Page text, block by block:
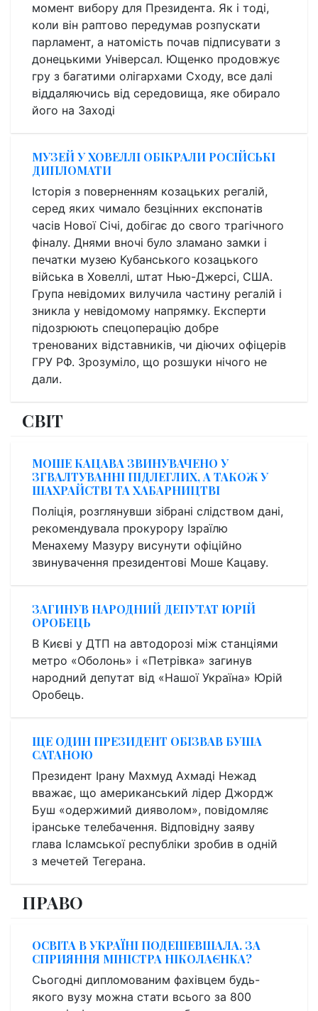
момент вибору для Президента. Як і тоді,
коли він раптово передумав розпускати
парламент, а натомість почав підписувати з
донецькими Універсал. Ющенко продовжує
гру з багатими олігархами Сходу, все далі
віддаляючись від середовища, яке обирало
його на Заході
МУЗЕЙ У ХОВЕЛЛІ ОБІКРАЛИ РОСІЙСЬКІ
ДИПЛОМАТИ
Історія з поверненням козацьких регалій,
серед яких чимало безцінних експонатів
часів Нової Січі, добігає до свого трагічного
фіналу. Днями вночі було зламано замки і
печатки музею Кубанського козацького
війська в Ховеллі, штат Нью-Джерсі, США.
Група невідомих вилучила частину регалій і
зникла у невідомому напрямку. Експерти
підозрюють спецоперацію добре
тренованих відставників, чи діючих офіцерів
ГРУ РФ. Зрозуміло, що розшуки нічого не
дали.
СВІТ
МОШЕ КАЦАВА ЗВИНУВАЧЕНО У
ЗГВАЛТУВАННІ ПІДЛЕГЛИХ, А ТАКОЖ У
ШАХРАЙСТВІ ТА ХАБАРНИЦТВІ
Поліція, розглянувши зібрані слідством дані,
рекомендувала прокурору Ізраїлю
Менахему Мазуру висунути офіційно
звинувачення президентові Моше Кацаву.
ЗАГИНУВ НАРОДНИЙ ДЕПУТАТ ЮРІЙ
ОРОБЕЦЬ
В Києві у ДТП на автодорозі між станціями
метро «Оболонь» і «Петрівка» загинув
народний депутат від «Нашої Україна» Юрій
Оробець.
ЩЕ ОДИН ПРЕЗИДЕНТ ОБІЗВАВ БУША
САТАНОЮ
Президент Ірану Махмуд Ахмаді Нежад
вважає, що американський лідер Джордж
Буш «одержимий дияволом», повідомляє
іранське телебачення. Відповідну заяву
глава Ісламської республіки зробив в одній
з мечетей Тегерана.
ПРАВО
ОСВІТА В УКРАЇНІ ПОДЕШЕВШАЛА. ЗА
СПРИЯННЯ МІНІСТРА НІКОЛАЄНКА?
Сьогодні дипломованим фахівцем будь-
якого вузу можна стати всього за 800